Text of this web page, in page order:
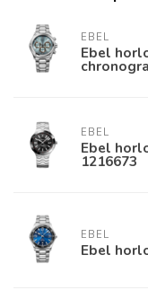
EBEL
Ebel
EBEL
Ebel
1216673
EBEL
Ebel